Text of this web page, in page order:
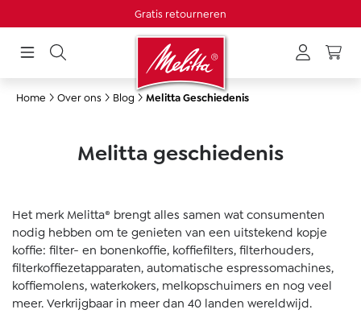
Gratis retourneren
Home Over ons Blog Melitta Geschiedenis
Melitta geschiedenis
Het merk Melitta® brengt alles samen wat consumenten
nodig hebben om te genieten van een uitstekend kopje
koffie: filter- en bonenkoffie, koffiefilters, filterhouders,
filterkoffiezetapparaten, automatische espressomachines,
koffiemolens, waterkokers, melkopschuimers en nog veel
meer. Verkrijgbaar in meer dan 40 landen wereldwijd.